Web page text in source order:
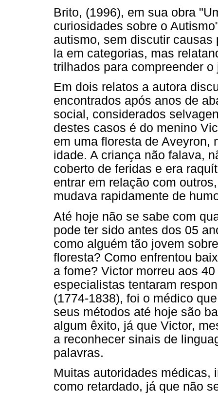
Brito, (1996), em sua obra
curiosidades sobre o
autismo, sem discutir
la em categorias, mas
trilhados para compreender
Em dois relatos a autora
encontrados após anos de
social, considerados
destes casos é do menino
em uma floresta de Aveyron,
idade. A criança não falava,
coberto de feridas e era
entrar em relação com
mudava rapidamente de
Até hoje não se sabe com
pode ter sido antes dos 05
como alguém tão jovem
floresta? Como enfrentou
a fome? Victor morreu aos
especialistas tentaram
(1774-1838), foi o médico
seus métodos até hoje são
algum êxito, já que Victor,
a reconhecer sinais de
palavras.
Muitas autoridades médicas,
como retardado, já que não